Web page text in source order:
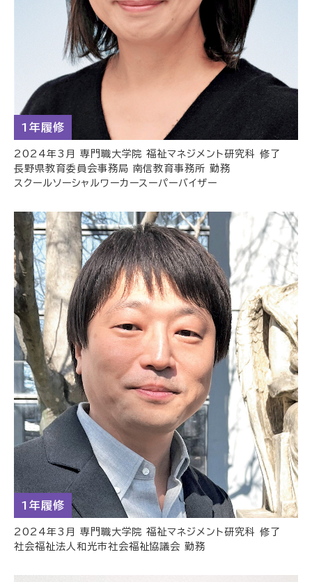
1年履修
2024年3月 専門職大学院 福祉マネジメント研究科 修了
長野県教育委員会事務局 南信教育事務所 勤務
スクールソーシャルワーカースーパーバイザー
1年履修
2024年3月 専門職大学院 福祉マネジメント研究科 修了
社会福祉法人和光市社会福祉協議会 勤務